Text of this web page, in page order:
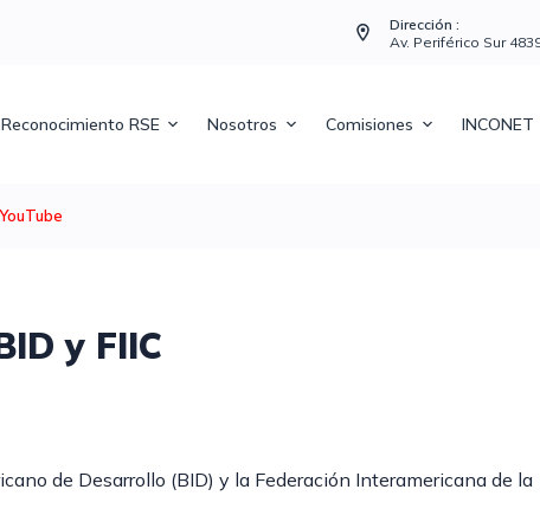
Dirección :
Av. Periférico Sur
Reconocimiento RSE Nosotros Comisiones INCONET
YouTube
y FIIC
de Desarrollo (BID) y la Federación Interamericana de la